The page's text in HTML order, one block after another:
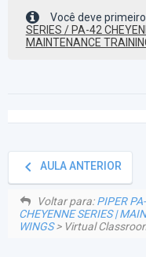
Você deve
SERIES / PA-42
MAINTENANCE
keyboard_arrow_left AULA ANTERIOR
Voltar para:PIPER
CHEYENNE SERIES |
WINGS> Virtual